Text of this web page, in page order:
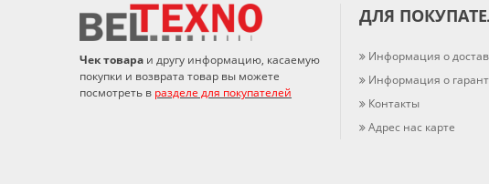
Чек товара и другу информацию, касаемую
покупки и возврата товар вы можете
посмотреть в разделе для покупателей
ДЛЯ
Информация о
Информация о
Контакты
Адрес нас карте